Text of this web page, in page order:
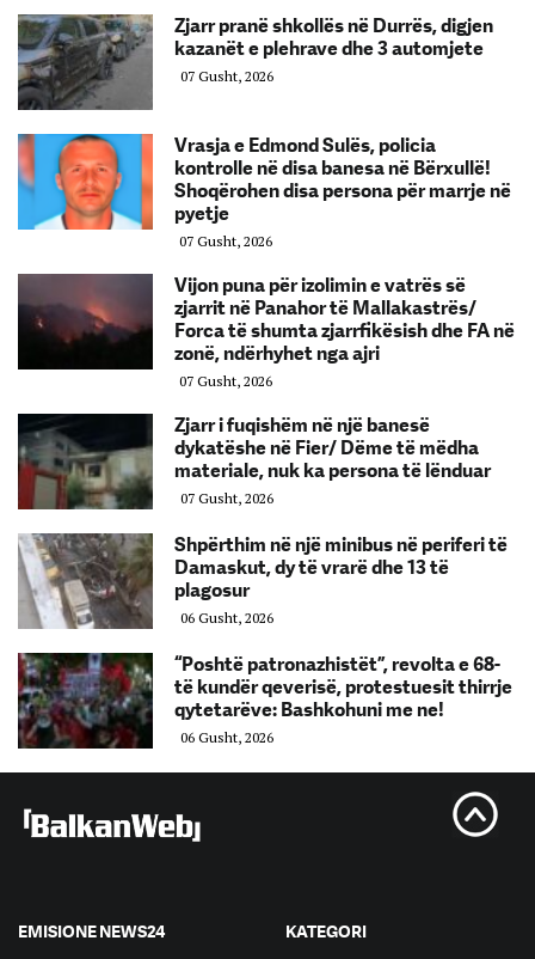
Zjarr pranë shkollës në Durrës, digjen
kazanët e plehrave dhe 3 automjete
07 Gusht, 2026
Vrasja e Edmond Sulës, policia
kontrolle në disa banesa në Bërxullë!
Shoqërohen disa persona për marrje në
pyetje
07 Gusht, 2026
Vijon puna për izolimin e vatrës së
zjarrit në Panahor të Mallakastrës/
Forca të shumta zjarrfikësish dhe FA në
zonë, ndërhyhet nga ajri
07 Gusht, 2026
Zjarr i fuqishëm në një banesë
dykatëshe në Fier/ Dëme të mëdha
materiale, nuk ka persona të lënduar
07 Gusht, 2026
Shpërthim në një minibus në periferi të
Damaskut, dy të vrarë dhe 13 të
plagosur
06 Gusht, 2026
“Poshtë patronazhistët”, revolta e 68-
të kundër qeverisë, protestuesit thirrje
qytetarëve: Bashkohuni me ne!
06 Gusht, 2026
EMISIONE NEWS24 KATEGORI